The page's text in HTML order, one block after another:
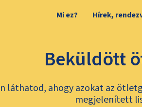
Mi ez? Hírek,
Beküldött
ahogy azokat az
megjelenített